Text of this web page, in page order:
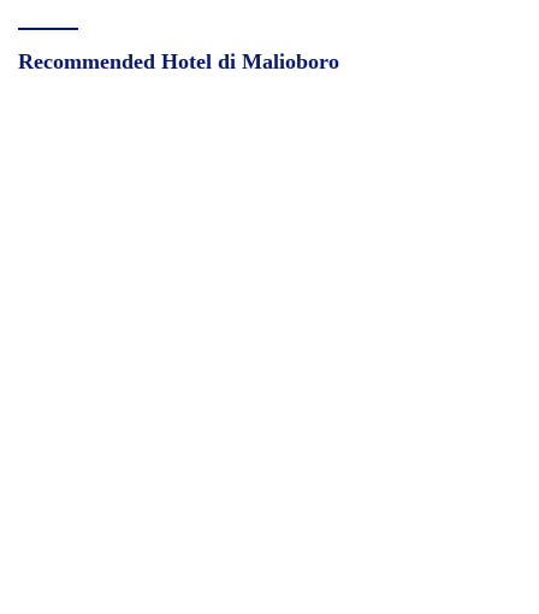
Recommended Hotel di Malioboro